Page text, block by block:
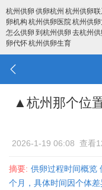
杭州供卵 供卵杭州 杭州供卵
卵机构 杭州供卵医院杭州供
怎么供卵 到杭州供卵 去杭州供
卵代怀杭州供卵生育
▲杭州那个位
2026-1-19 06:08 查看
摘要: 供卵过程时间概览
个月‌，具体时间因个体